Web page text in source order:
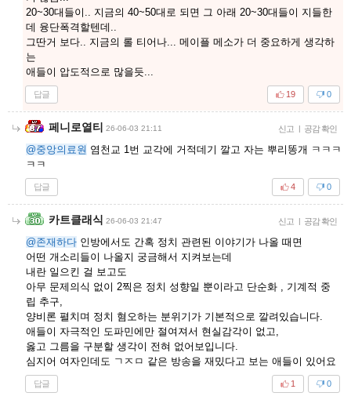
20~30대들이.. 지금의 40~50대로 되면 그 아래 20~30대들이 지들한
데 융단폭격할텐데..
그딴거 보다.. 지금의 롤 티어나... 메이플 메소가 더 중요하게 생각하
는
애들이 압도적으로 많을듯...
답글 0
19
페니로열티 26-06-03 21:11 신고 | 공감 확인
@중앙의료원 염천교 1번 교각에 거적데기 깔고 자는 뿌리똥개 ㅋㅋㅋ
ㅋㅋ
답글 0
4
카트클래식 26-06-03 21:47 신고 | 공감 확인
@존재하다 인방에서도 간혹 정치 관련된 이야기가 나올 때면
어떤 개소리들이 나올지 궁금해서 지켜보는데
내란 일으킨 걸 보고도
아무 문제의식 없이 2찍은 정치 성향일 뿐이라고 단순화 , 기계적 중
립 추구,
양비론 펼치며 정치 혐오하는 분위기가 기본적으로 깔려있습니다.
애들이 자극적인 도파민에만 절여져서 현실감각이 없고,
옳고 그름을 구분할 생각이 전혀 없어보입니다.
심지어 여자인데도 ㄱㅈㅁ 같은 방송을 재밌다고 보는 애들이 있어요
답글 0
1